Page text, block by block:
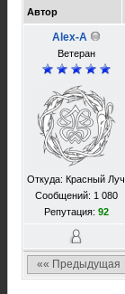
Автор
Alex-A
Ветеран
Откуда: Красный Луч
Сообщений: 1 080
Репутация: 92
«« Предыдущая